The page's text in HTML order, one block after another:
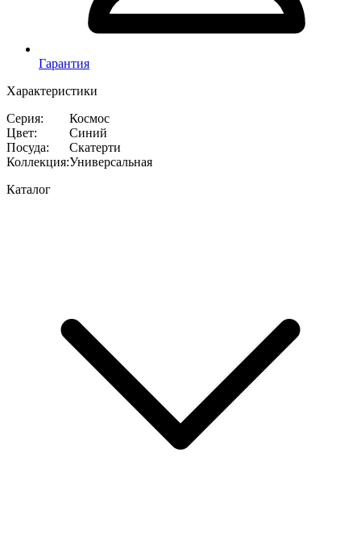
Гарантия
Характеристики
Серия:
Космос
Цвет:
Синий
Посуда:
Скатерти
Коллекция:Универсальная
Каталог